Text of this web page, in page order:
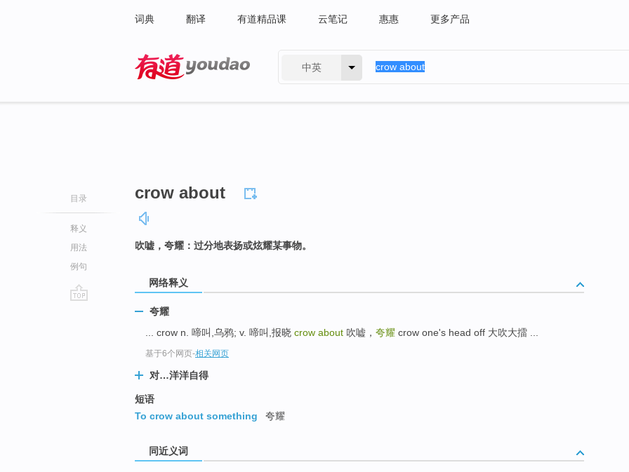
词典 翻译 有道精品课 云笔记 惠惠 更多产品
中英
目录
释义
用法
例句
crow about
吹嘘，夸耀：过分地表扬或炫耀某事物。
网络释义
夸耀
... crow n. 啼叫,乌鸦; v. 啼叫,报晓 crow about 吹嘘， 夸耀 crow one's head off 大吹大擂 ...
基于6个网页-相关网页
对…洋洋自得
短语
To crow about something
夸耀
同近义词